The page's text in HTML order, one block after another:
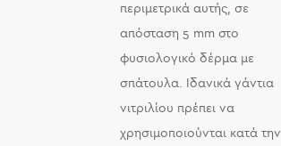
περιμετρικά αυτής, σε
απόσταση 5 mm στο
φυσιολογικό δέρμα με
σπάτουλα. Ιδανικά γάντια
νιτριλίου πρέπει να
χρησιμοποιούνται κατά την